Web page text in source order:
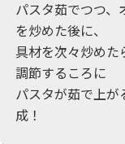
パスタ茹でつつ、
を炒めた後に、
具材を次々炒めた
調節するころに
パスタが茹で上
成！